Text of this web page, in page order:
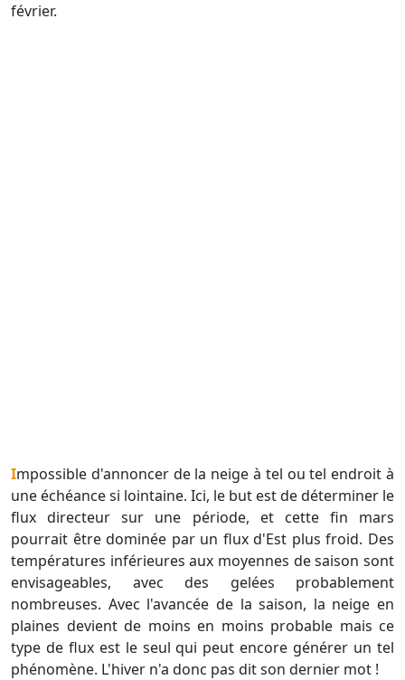
février.
Impossible d'annoncer de la neige à tel ou tel endroit à
une échéance si lointaine. Ici, le but est de déterminer le
flux directeur sur une période, et cette fin mars
pourrait être dominée par un flux d'Est plus froid. Des
températures inférieures aux moyennes de saison sont
envisageables, avec des gelées probablement
nombreuses. Avec l'avancée de la saison, la neige en
plaines devient de moins en moins probable mais ce
type de flux est le seul qui peut encore générer un tel
phénomène. L'hiver n'a donc pas dit son dernier mot !